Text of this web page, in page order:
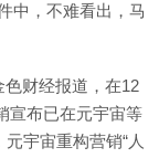
中，不难看出，马
色财经报道，在12
宣布已在元宇宙等
宇宙重构营销“人